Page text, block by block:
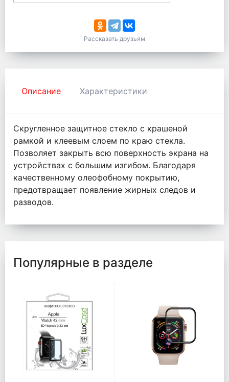
Рассказать друзьям
Описание Характеристики
Cкругленное защитное стекло c крашеной
рамкой и клеевым слоем по краю стекла.
Позволяет закрыть всю поверхность экрана на
устройствах с большим изгибом. Благодаря
качественному олеофобному покрытию,
предотвращает появление жирных следов и
разводов.
Популярные в разделе